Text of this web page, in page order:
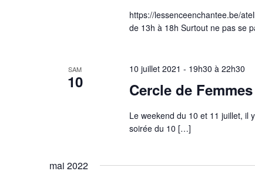
https://lessenceenchantee.be/
de 13h à 18h Surtout ne pas se
SAM
10
10 juillet 2021 - 19h30 à 22h30
Cercle de
Le weekend du 10 et 11 juillet, il
soirée du 10 […]
mai 2022